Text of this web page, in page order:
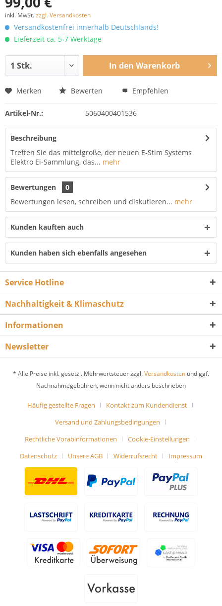
inkl. MwSt.zzgl. Versandkosten
Versandkostenfrei innerhalb Deutschlands!
Lieferzeit ca. 5-7 Werktage
In den Warenkorb
Merken Bewerten Empfehlen
Artikel-Nr.: 5060400401536
Beschreibung
Treffen Sie das mittelgroße, der neuen E-Stim Systems
Elektro Ei-Sammlung, das... mehr
Bewertungen
0
Bewertungen lesen, schreiben und diskutieren... mehr
Kunden kauften auch
Kunden haben sich ebenfalls angesehen
Service Hotline
Nachhaltigkeit & Klimaschutz
Informationen
Newsletter
* Alle Preise inkl. gesetzl. Mehrwertsteuer zzgl.Versandkosten und ggf.
Nachnahmegebühren, wenn nicht anders beschrieben
Häufig gestellte Fragen
Kontakt zum Kundendienst
Versand und Zahlungsbedingungen
Rechtliche Vorabinformationen
Cookie-Einstellungen
Datenschutz
Unsere AGB Widerrufsrecht Impressum